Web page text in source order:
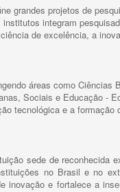
grandes projetos de
integram
de excelência, a
áreas como Ciências
Sociais e Educação -
tecnológica e a formação
sede de reconhecida
no Brasil e no
inovação e fortalece a